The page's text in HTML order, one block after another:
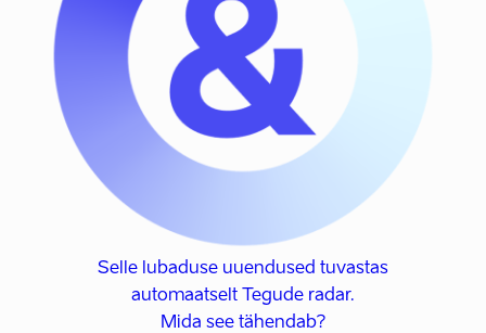
Selle lubaduse uuendused tuvastas
automaatselt Tegude radar.
Mida see tähendab?